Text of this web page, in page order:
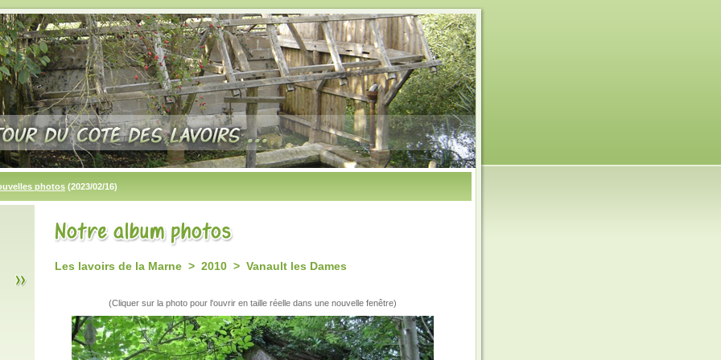
photos (2023/02/16)
Les lavoirs de la Marne > 2010 > Vanault les Dames
(Cliquer sur la photo pour l'ouvrir en taille réelle dans une nouvelle fenêtre)